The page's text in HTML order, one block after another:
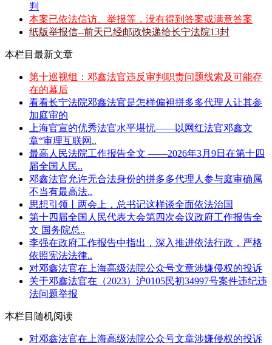
判
本案已依法信访、举报等，没有得到答案或满意答案
纸版举报信--前天已经邮政快递给长宁法院13封
本栏目最新文章
第十巡视组：邓鑫法官违反审判职责问题线索及可能存
在的幕后
看看长宁法院邓鑫法官是怎样偏袒拼多多代理人让其参
加庭审的
上海官宣的优秀法官水平堪忧——以网红法官邓鑫文
章“审理互联网..
最高人民法院工作报告全文 ——2026年3月9日在第十四
届全国人民..
邓鑫法官允许无合法身份的拼多多代理人参与庭审确属
不当有最高法..
思想引领丨两会上，总书记这样谈全面依法治国
第十四届全国人民代表大会第四次会议政府工作报告全
文 国务院总..
李强在政府工作报告中指出，深入推进依法行政，严格
依照宪法法律..
对邓鑫法官在上海高级法院公众号文章涉嫌侵权的投诉
关于邓鑫法官在（2023）沪0105民初34997号案件违纪违
法问题举报
本栏目随机阅读
对邓鑫法官在上海高级法院公众号文章涉嫌侵权的投诉